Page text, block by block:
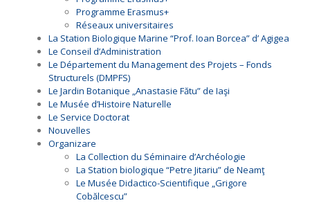
Programme Erasmus+
Réseaux universitaires
La Station Biologique Marine “Prof. Ioan Borcea” d’ Agigea
Le Conseil d’Administration
Le Département du Management des Projets – Fonds
Structurels (DMPFS)
Le Jardin Botanique „Anastasie Fătu” de Iaşi
Le Musée d’Histoire Naturelle
Le Service Doctorat
Nouvelles
Organizare
La Collection du Séminaire d’Archéologie
La Station biologique “Petre Jitariu” de Neamţ
Le Musée Didactico-Scientifique „Grigore
Cobălcescu”